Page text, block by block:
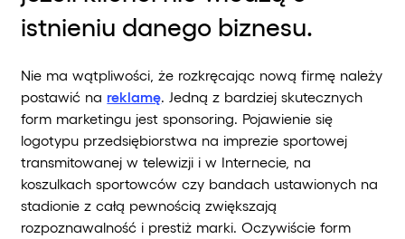
istnieniu danego biznesu.
Nie ma wątpliwości, że rozkręcając nową firmę należy
postawić na reklamę. Jedną z bardziej skutecznych
form marketingu jest sponsoring. Pojawienie się
logotypu przedsiębiorstwa na imprezie sportowej
transmitowanej w telewizji i w Internecie, na
koszulkach sportowców czy bandach ustawionych na
stadionie z całą pewnością zwiększają
rozpoznawalność i prestiż marki. Oczywiście form